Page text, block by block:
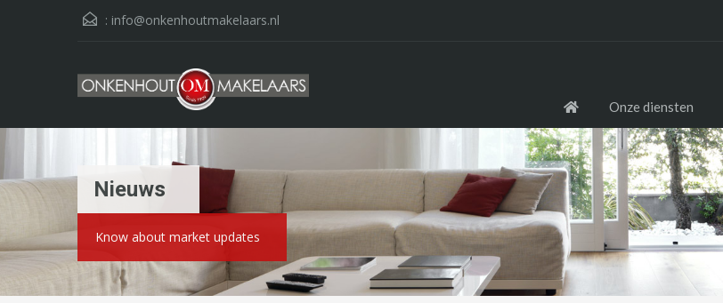
: info@onkenhoutmakelaars.nl
Onze diensten
Nieuws
Know about market updates